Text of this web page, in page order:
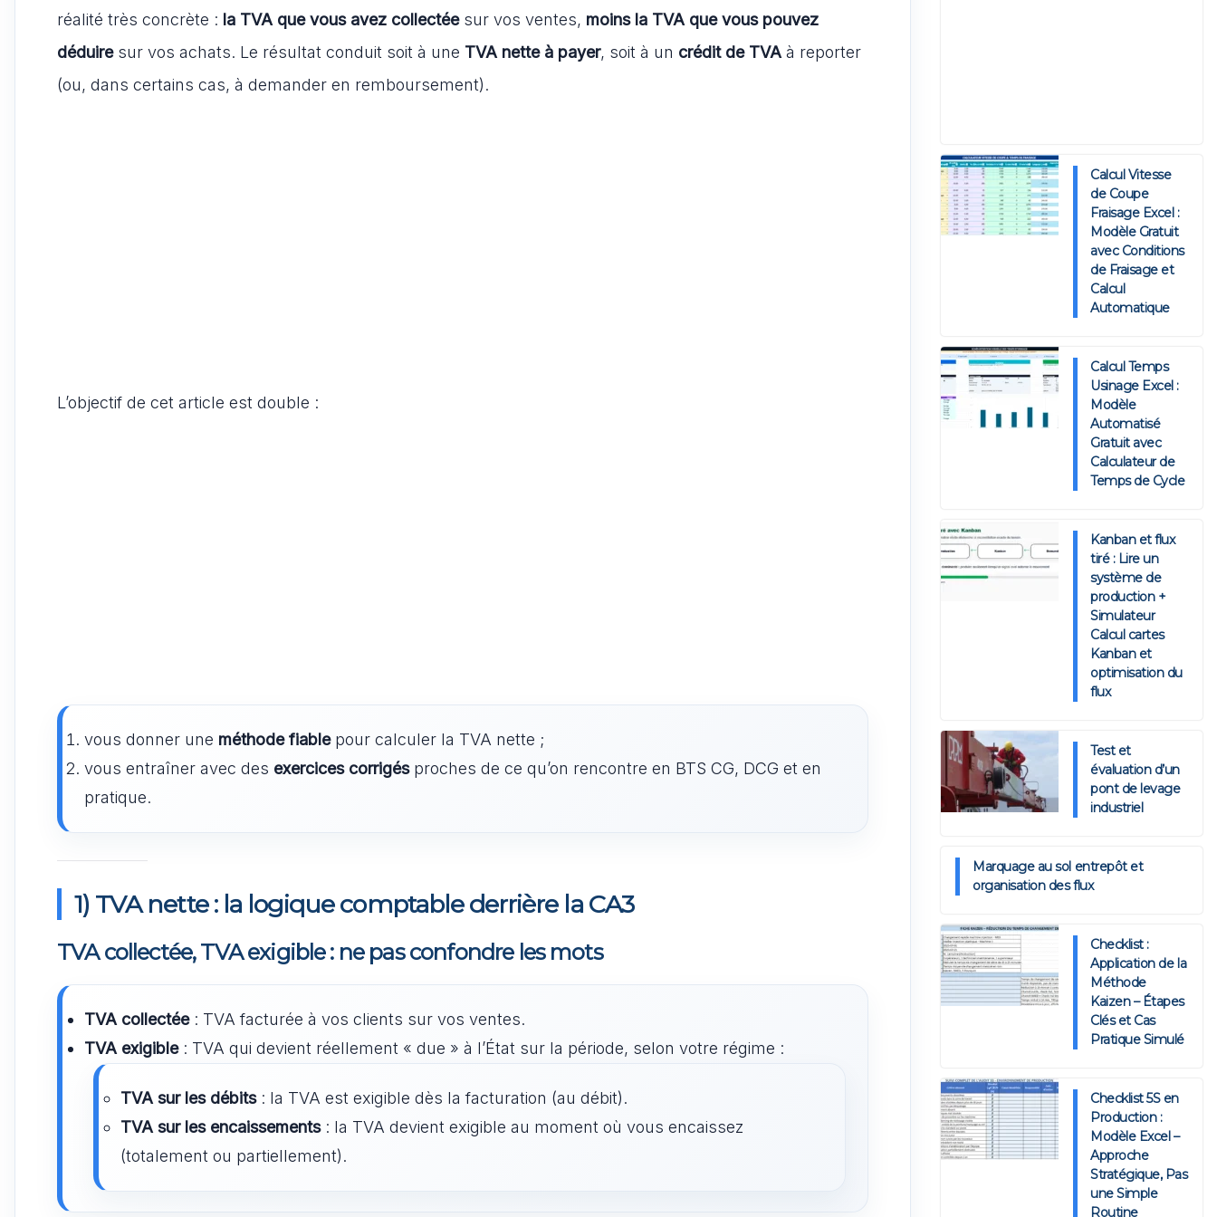
réalité très concrète : la TVA que vous avez collectéesur vos ventes, moins la TVA que vous pouvez
déduiresur vos achats. Le résultat conduit soit à une TVA nette à payer, soit à un crédit de TVA à reporter
(ou, dans certains cas, à demander en remboursement).
L’objectif de cet article est double :
vous donner une méthode fiablepour calculer la TVA nette ;
vous entraîner avec des exercices corrigésproches de ce qu’on rencontre en BTS CG, DCG et en
pratique.
1) TVA nette : la logique comptable derrière la CA3
TVA collectée, TVA exigible : ne pas confondre les mots
TVA collectée: TVA facturée à vos clients sur vos ventes.
TVA exigible: TVA qui devient réellement « due » à l’État sur la période, selon votre régime :
TVA sur les débits: la TVA est exigible dès la facturation (au débit).
TVA sur les encaissements: la TVA devient exigible au moment où vous encaissez
(totalement ou partiellement).
Calcul Vitesse
de Coupe
Fraisage Excel :
Modèle Gratuit
avec Conditions
de Fraisage et
Calcul
Automatique
Calcul Temps
Usinage Excel :
Modèle
Automatisé
Gratuit avec
Calculateur de
Temps de Cycle
Kanban et flux
tiré : Lire un
système de
production +
Simulateur
Calcul cartes
Kanban et
optimisation du
flux
Test et
évaluation d’un
pont de levage
industriel
Marquage au sol entrepôt et
organisation des flux
Checklist :
Application de la
Méthode
Kaizen – Étapes
Clés et Cas
Pratique Simulé
Checklist 5S en
Production :
Modèle Excel –
Approche
Stratégique, Pas
une Simple
Routine